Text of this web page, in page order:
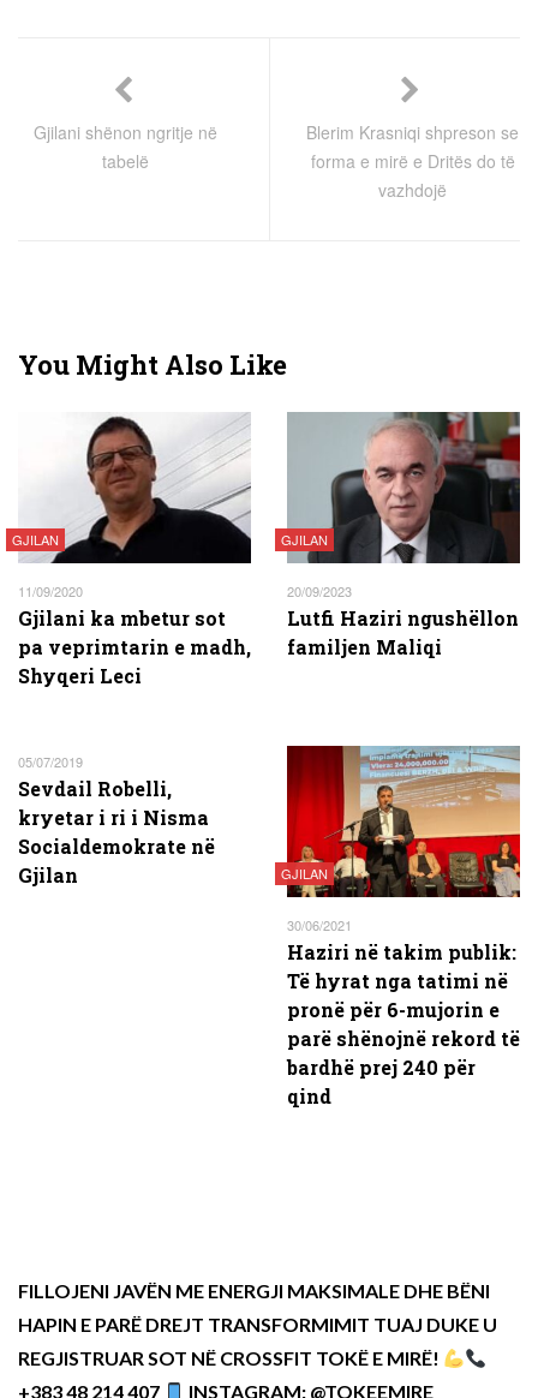
Gjilani shënon ngritje në
tabelë
Blerim Krasniqi shpreson se
forma e mirë e Dritës do të
vazhdojë
You Might Also Like
GJILAN
11/09/2020
Gjilani ka mbetur sot
pa veprimtarin e madh,
Shyqeri Leci
GJILAN
20/09/2023
Lutfi Haziri ngushëllon
familjen Maliqi
05/07/2019
Sevdail Robelli,
kryetar i ri i Nisma
Socialdemokrate në
Gjilan
GJILAN
30/06/2021
Haziri në takim publik:
Të hyrat nga tatimi në
pronë për 6-mujorin e
parë shënojnë rekord të
bardhë prej 240 për
qind
FILLOJENI JAVËN ME ENERGJI MAKSIMALE DHE BËNI
HAPIN E PARË DREJT TRANSFORMIMIT TUAJ DUKE U
REGJISTRUAR SOT NË CROSSFIT TOKË E MIRË!
+383 48 214 407
INSTAGRAM: @TOKEEMIRE